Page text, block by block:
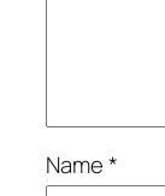
Name*